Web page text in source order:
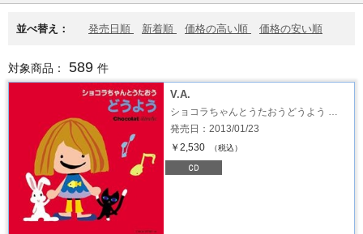
並べ替え： 発売日順 新着順 価格の高い順 価格の安い順
対象商品： 589 件
V.A.
ショコラちゃんとうたおうどうよう …
発売日：2013/01/23
￥2,530
（税込）